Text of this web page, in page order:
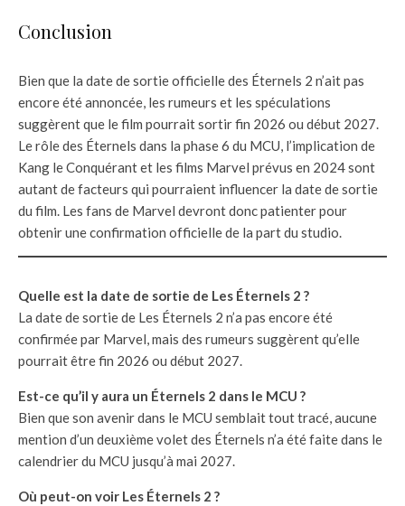
Conclusion
Bien que la date de sortie officielle des Éternels 2 n’ait pas
encore été annoncée, les rumeurs et les spéculations
suggèrent que le film pourrait sortir fin 2026 ou début 2027.
Le rôle des Éternels dans la phase 6 du MCU, l’implication de
Kang le Conquérant et les films Marvel prévus en 2024 sont
autant de facteurs qui pourraient influencer la date de sortie
du film. Les fans de Marvel devront donc patienter pour
obtenir une confirmation officielle de la part du studio.
Quelle est la date de sortie de Les Éternels 2 ?
La date de sortie de Les Éternels 2 n’a pas encore été
confirmée par Marvel, mais des rumeurs suggèrent qu’elle
pourrait être fin 2026 ou début 2027.
Est-ce qu’il y aura un Éternels 2 dans le MCU ?
Bien que son avenir dans le MCU semblait tout tracé, aucune
mention d’un deuxième volet des Éternels n’a été faite dans le
calendrier du MCU jusqu’à mai 2027.
Où peut-on voir Les Éternels 2 ?